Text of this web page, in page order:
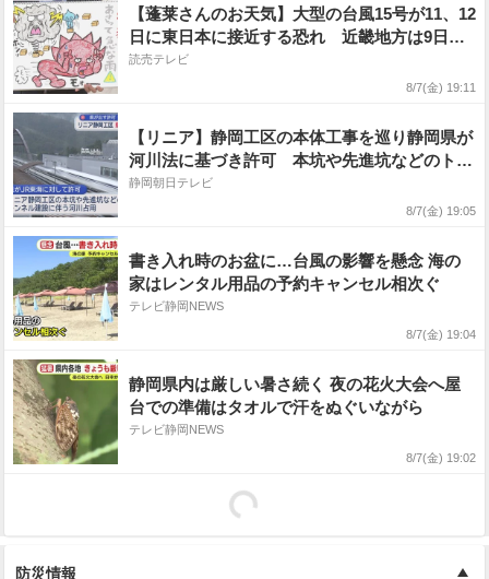
【蓬莱さんのお天気】大型の台風15号が11、12
日に東日本に接近する恐れ 近畿地方は9日、
急な雨にご注意を！
読売テレビ
8/7(金) 19:11
【リニア】静岡工区の本体工事を巡り静岡県が
河川法に基づき許可 本坑や先進坑などのトン
ネル建設に伴う河川占用
静岡朝日テレビ
8/7(金) 19:05
書き入れ時のお盆に…台風の影響を懸念 海の
家はレンタル用品の予約キャンセル相次ぐ
テレビ静岡NEWS
8/7(金) 19:04
静岡県内は厳しい暑さ続く 夜の花火大会へ屋
台での準備はタオルで汗をぬぐいながら
テレビ静岡NEWS
8/7(金) 19:02
防災情報